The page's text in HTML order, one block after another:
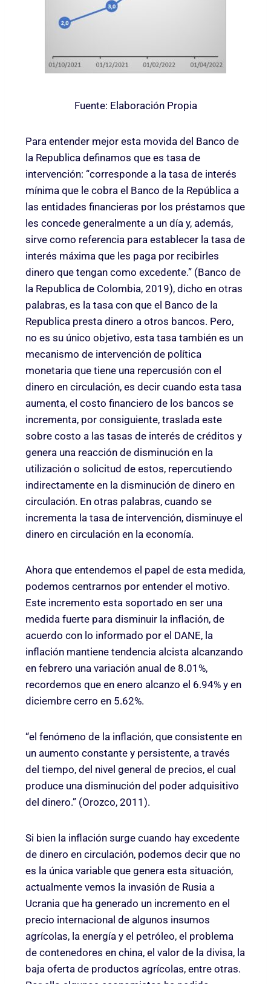
Fuente: Elaboración Propia
Para entender mejor esta movida del Banco de
la Republica definamos que es tasa de
intervención: “corresponde a la tasa de interés
mínima que le cobra el Banco de la República a
las entidades financieras por los préstamos que
les concede generalmente a un día y, además,
sirve como referencia para establecer la tasa de
interés máxima que les paga por recibirles
dinero que tengan como excedente.” (Banco de
la Republica de Colombia, 2019), dicho en otras
palabras, es la tasa con que el Banco de la
Republica presta dinero a otros bancos. Pero,
no es su único objetivo, esta tasa también es un
mecanismo de intervención de política
monetaria que tiene una repercusión con el
dinero en circulación, es decir cuando esta tasa
aumenta, el costo financiero de los bancos se
incrementa, por consiguiente, traslada este
sobre costo a las tasas de interés de créditos y
genera una reacción de disminución en la
utilización o solicitud de estos, repercutiendo
indirectamente en la disminución de dinero en
circulación. En otras palabras, cuando se
incrementa la tasa de intervención, disminuye el
dinero en circulación en la economía.
Ahora que entendemos el papel de esta medida,
podemos centrarnos por entender el motivo.
Este incremento esta soportado en ser una
medida fuerte para disminuir la inflación, de
acuerdo con lo informado por el DANE, la
inflación mantiene tendencia alcista alcanzando
en febrero una variación anual de 8.01%,
recordemos que en enero alcanzo el 6.94% y en
diciembre cerro en 5.62%.
“el fenómeno de la inflación, que consistente en
un aumento constante y persistente, a través
del tiempo, del nivel general de precios, el cual
produce una disminución del poder adquisitivo
del dinero.” (Orozco, 2011).
Si bien la inflación surge cuando hay excedente
de dinero en circulación, podemos decir que no
es la única variable que genera esta situación,
actualmente vemos la invasión de Rusia a
Ucrania que ha generado un incremento en el
precio internacional de algunos insumos
agrícolas, la energía y el petróleo, el problema
de contenedores en china, el valor de la divisa, la
baja oferta de productos agrícolas, entre otras.